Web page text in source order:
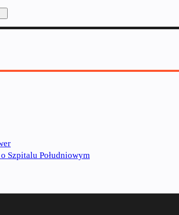
Szpitalu Południowym